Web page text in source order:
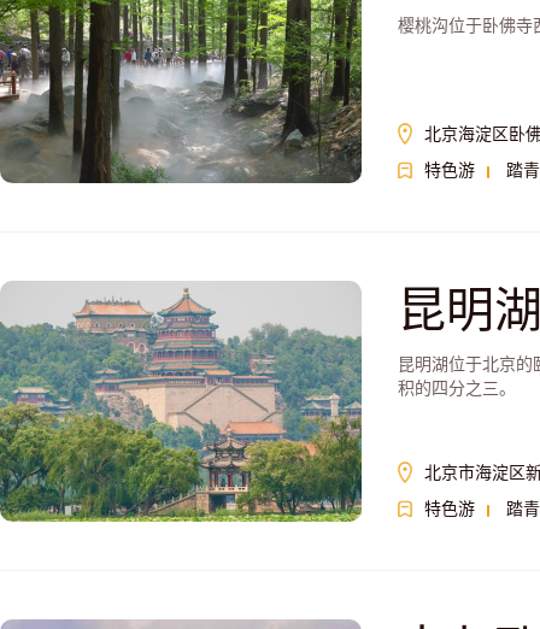
樱桃沟位于卧佛寺
北京海淀区卧
特色游
踏青
昆明
昆明湖位于北京
积的四分之三。
北京市海淀区
特色游
踏青